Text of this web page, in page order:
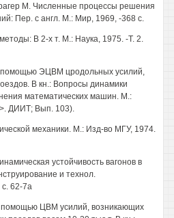
М. Численные процессы решения
Пер. с англ. М.: Мир, 1969, -368 с.
В 2-х т. М.: Наука, 1975. -Т. 2.
ЭЦВМ цродольных усилий,
В кн.: Вопросы динамики
математических машин. М.:
ДИИТ; Вып. 103).
механики. М.: Изд-во МГУ, 1974.
устойчивость вагонов в
и технол.
62-7а
ЦВМ усилий, возникающих